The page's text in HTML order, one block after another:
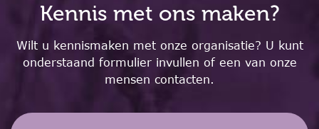
Kennis met ons maken?
Wilt u kennismaken met onze organisatie? U kunt
onderstaand formulier invullen of een van onze
mensen contacten.